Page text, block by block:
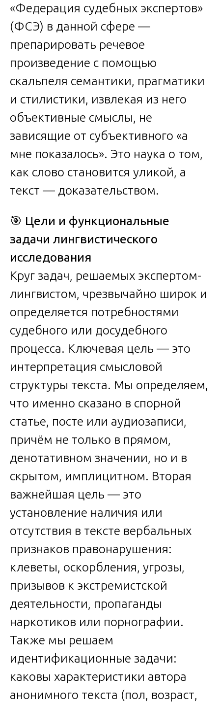
«Федерация судебных экспертов»
(ФСЭ) в данной сфере —
препарировать речевое
произведение с помощью
скальпеля семантики, прагматики
и стилистики, извлекая из него
объективные смыслы, не
зависящие от субъективного «а
мне показалось». Это наука о том,
как слово становится уликой, а
текст — доказательством.
🎯 Цели и функциональные
задачи лингвистического
исследования
Круг задач, решаемых экспертом-
лингвистом, чрезвычайно широк и
определяется потребностями
судебного или досудебного
процесса. Ключевая цель — это
интерпретация смысловой
структуры текста. Мы определяем,
что именно сказано в спорной
статье, посте или аудиозаписи,
причём не только в прямом,
денотативном значении, но и в
скрытом, имплицитном. Вторая
важнейшая цель — это
установление наличия или
отсутствия в тексте вербальных
признаков правонарушения:
клеветы, оскорбления, угрозы,
призывов к экстремистской
деятельности, пропаганды
наркотиков или порнографии.
Также мы решаем
идентификационные задачи:
каковы характеристики автора
анонимного текста (пол, возраст,